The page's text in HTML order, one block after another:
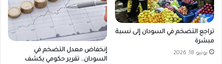
تراجع التضخم في السودان إلى نسبة
مبشرة
يونيو 18, 2026
إنخفاض معدل التضخم في
السودان.. تقرير حكومي يكشف